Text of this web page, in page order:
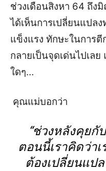
ช่วงเดือนสิงหา 64 ถึง
ได้เห็นการเปลี่ยนแปลง
แข็งแรง ทักษะในการ
กลายเป็นจุดเด่นไปเล
ใดๆ…
คุณแม่บอกว่า
“ช่วงหลังคุยกั
ตอนนี้เราคิดว่าเ
ต้องเปลี่ยนแป